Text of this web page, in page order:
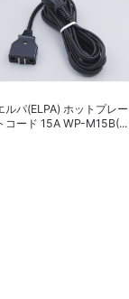
ルパ(ELPA) ホットプレー
コード 15A WP-M15B(...